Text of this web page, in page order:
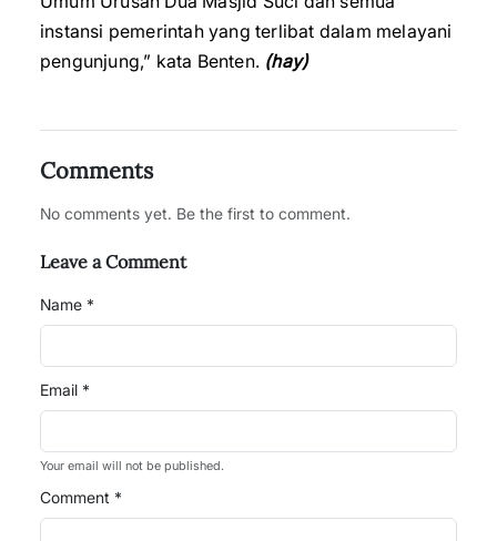
instansi pemerintah yang terlibat dalam melayani
pengunjung,” kata Benten. (hay)
Comments
No comments yet. Be the first to comment.
Leave a Comment
Name *
Email *
Your email will not be published.
Comment *